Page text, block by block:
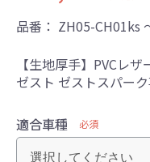
品番： ZH05-CH01ks
【生地厚手】PVCレ
ゼスト ゼストスパー
適合車種 必須